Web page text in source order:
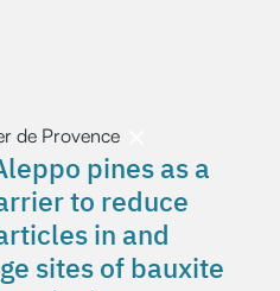
de Provence
pines as a
to reduce
in and
sites of bauxite